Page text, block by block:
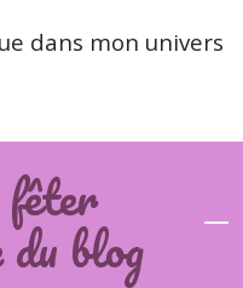
dans mon univers
blog